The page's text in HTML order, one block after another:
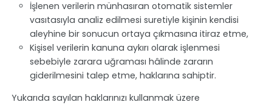
İşlenen verilerin münhasıran otomatik sistemler
vasıtasıyla analiz edilmesi suretiyle kişinin kendisi
aleyhine bir sonucun ortaya çıkmasına itiraz etme,
Kişisel verilerin kanuna aykırı olarak işlenmesi
sebebiyle zarara uğraması hâlinde zararın
giderilmesini talep etme, haklarına sahiptir.
Yukarıda sayılan haklarınızı kullanmak üzere